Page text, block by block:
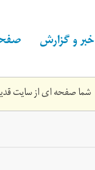
خبر و گزارش
شما صفحه ای از سایت